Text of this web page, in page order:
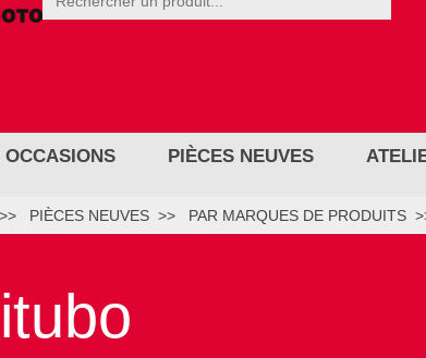
OCCASIONS PIÈCES NEUVES
PIÈCES NEUVES PAR MARQUES DE PRODUITS